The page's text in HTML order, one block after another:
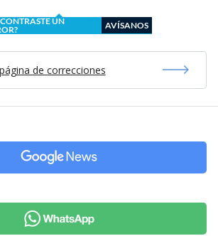
UN
AVÍSANOS
de correcciones